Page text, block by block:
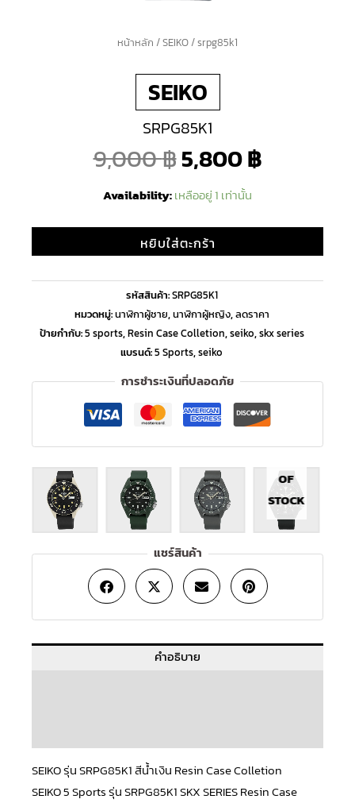
หน้าหลัก /SEIKO/ srpg85k1
SEIKO
SRPG85K1
9,000฿
Original
price
was:
9,000 ฿.
5,800฿
Availability:เหลืออยู่ 1 เท่านั้น
หยิบใส่ตะกร้า
รหัสสินค้า:SRPG85K1
หมวดหมู่:นาฬิกาผู้ชาย,นาฬิกาผู้หญิง,ลดราคา
ป้ายกำกับ:5 sports,Resin Case Colletion,seiko,skx series
แบรนด์:5 Sports,seiko
การชำระเงินที่ปลอดภัย
OF
STOCK
แชร์สินค้า
คำอธิบาย
SEIKO รุ่น SRPG85K1 สีน้ำเงิน Resin Case Colletion
SEIKO5 Sportsรุ่น SRPG85K1SKX SERIESResin Case